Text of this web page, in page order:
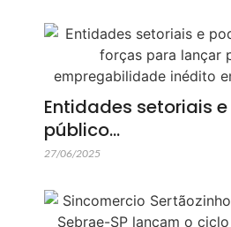
Entidades setoriais
público…
27/06/2025